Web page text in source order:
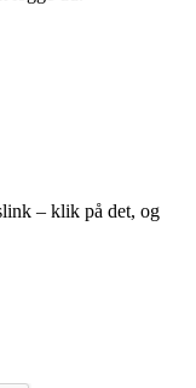
– klik på det, og